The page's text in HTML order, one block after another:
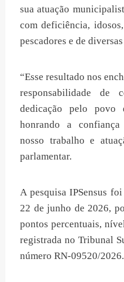
sua atuação
com deficiência,
pescadores e de
“Esse resultado nos
responsabilidade de
dedicação pelo
honrando a confiança
nosso trabalho e
parlamentar.
A pesquisa IPSensus
22 de junho de 2026,
pontos percentuais,
registrada no Tribunal
número RN-09520/2026.